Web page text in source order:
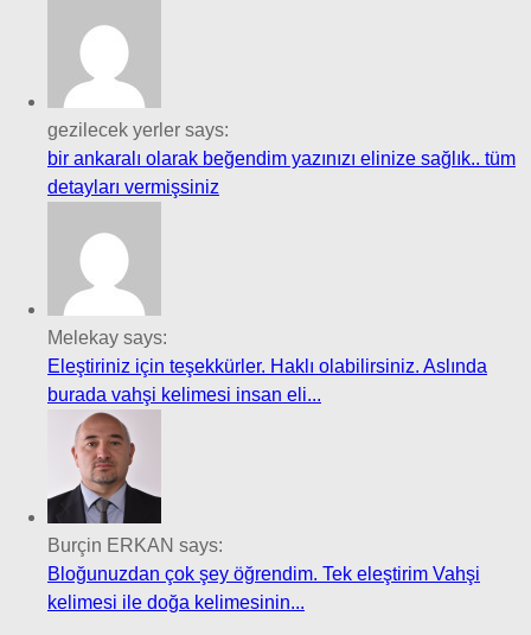
gezilecek yerler says:
bir ankaralı olarak beğendim yazınızı elinize sağlık.. tüm
detayları vermişsiniz
Melekay says:
Eleştiriniz için teşekkürler. Haklı olabilirsiniz. Aslında
burada vahşi kelimesi insan eli...
Burçin ERKAN says:
Bloğunuzdan çok şey öğrendim. Tek eleştirim Vahşi
kelimesi ile doğa kelimesinin...